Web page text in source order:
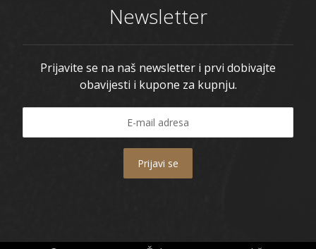
Newsletter
Prijavite se na naš newsletter i prvi dobivajte
obavijesti i kupone za kupnju.
Prijavi se